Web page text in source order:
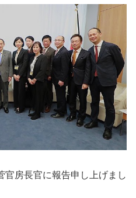
官房長官に報告申し上げまし